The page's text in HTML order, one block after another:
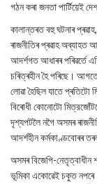
গঠন কৰা জনতা পার্টিয়েই
কালান্তৰত বহু ঘটনাৰ
ৰাজনীতিৰ প্ৰৱাহ অব্যাহত
আদৰ্শগত আধাৰৰ পৰিৱৰ্তে
চৰিত্ৰহীন হৈ পৰিছে।
লোৱা হৈছিল যাতে প্ৰতিটো
বিৰোধী কোনোটো
দৃশ্যপটলৈ নগৈ অসমৰ
আদর্শহীন কর্মকাণ্ডবোৰৰ
অসমৰ বিজেপি-নেতৃত্বাধীন
ভূমিকা একোৱেই চকুত